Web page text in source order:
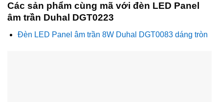
Các sản phẩm cùng mã với đèn LED Panel
âm trần Duhal DGT0223
Đèn LED Panel âm trần 8W Duhal DGT0083 dáng tròn